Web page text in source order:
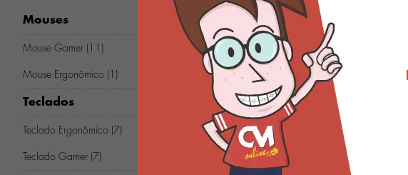
Mouses
Mouse Gamer (11)
Mouse Ergonômico (1)
Teclados
Teclado Ergonômico (7)
Teclado Gamer (7)